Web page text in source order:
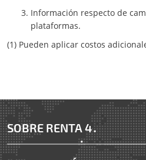
Información respecto de
plataformas.
(1) Pueden aplicar costos
SOBRE RENTA 4